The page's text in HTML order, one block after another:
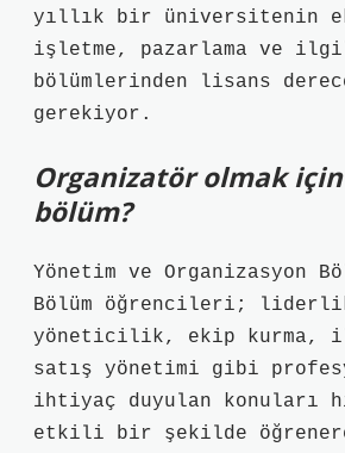
yıllık bir üniversitenin
işletme, pazarlama ve
bölümlerinden lisans
gerekiyor.
Organizatör olmak
bölüm?
Yönetim ve Organizasyon
Bölüm öğrencileri;
yöneticilik, ekip kurma,
satış yönetimi gibi
ihtiyaç duyulan konuları
etkili bir şekilde